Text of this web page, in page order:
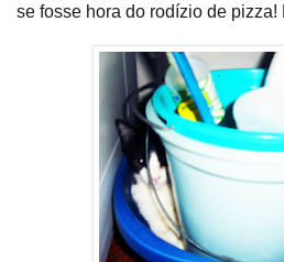
se fosse hora do rodízio de